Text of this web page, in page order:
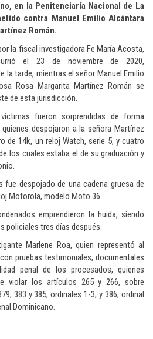
en la Penitenciaría Nacional de La
contra Manuel Emilio Alcántara
Román.
la fiscal investigadora Fe María Acosta,
el 23 de noviembre de 2020,
la tarde, mientras el señor Manuel Emilio
Rosa Margarita Martínez Román se
de esta jurisdicción.
fueron sorprendidas de forma
despojaron a la señora Martínez
de 14k, un reloj Watch, serie 5, y cuatro
los cuales estaba el de su graduación y
fue despojado de una cadena gruesa de
Motorola, modelo Moto 36.
emprendieron la huida, siendo
policiales tres días después.
Marlene Roa, quien representó al
pruebas testimoniales, documentales
penal de los procesados, quienes
violar los artículos 265 y 266, sobre
383 y 385, ordinales 1-3, y 386, ordinal
Dominicano.